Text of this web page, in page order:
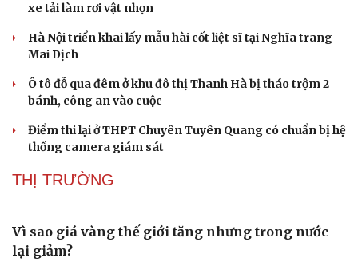
xe tải làm rơi vật nhọn
Hà Nội triển khai lấy mẫu hài cốt liệt sĩ tại Nghĩa trang
Mai Dịch
Ô tô đỗ qua đêm ở khu đô thị Thanh Hà bị tháo trộm 2
bánh, công an vào cuộc
Điểm thi lại ở THPT Chuyên Tuyên Quang có chuẩn bị hệ
thống camera giám sát
THỊ TRƯỜNG